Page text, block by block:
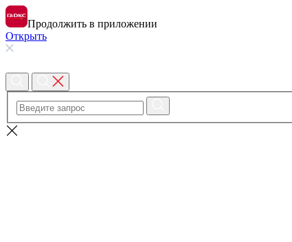
Продолжить в приложении
Открыть